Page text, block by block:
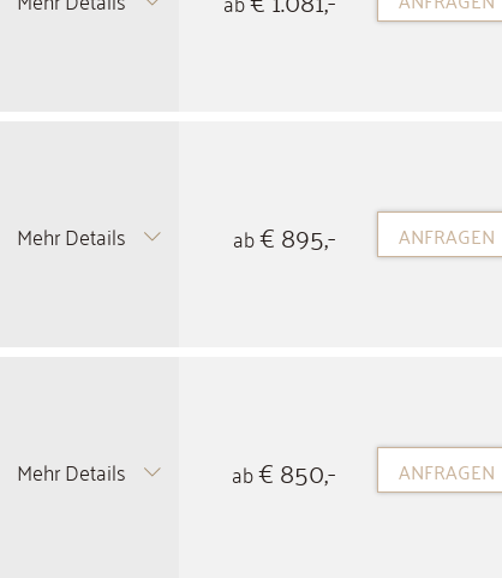
Mehr Details ab€ 895,- ANFRAGEN
Mehr Details ab€ 850,- ANFRAGEN